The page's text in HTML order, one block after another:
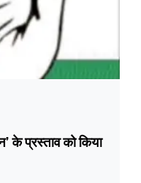
के प्रस्ताव को किया